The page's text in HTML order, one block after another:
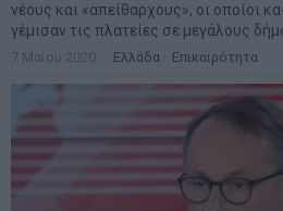
νέους και «απείθαρχους», οι οποίοι
γέμισαν τις πλατείες σε μεγάλους
7 Μαΐου 2020 Ελλάδα Επικαιρότητα